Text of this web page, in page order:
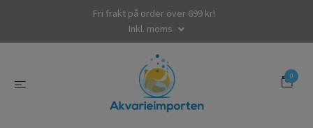
Fri frakt på order över 699 kr!
Inkl. moms
0